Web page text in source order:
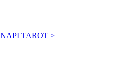
NAPI TAROT >